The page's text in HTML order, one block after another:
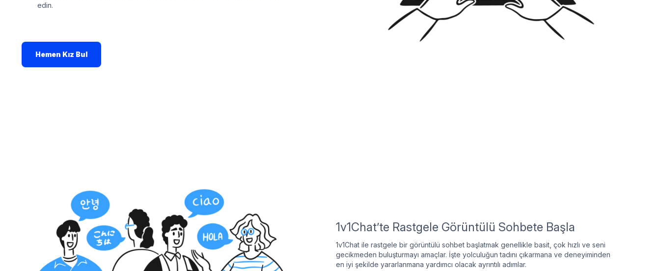
edin.
Hemen Kız Bul
1v1Chat’te Rastgele Görüntülü Sohbete Başla
1v1Chat ile rastgele bir görüntülü sohbet başlatmak genellikle basit, çok hızlı ve seni
gecikmeden buluşturmayı amaçlar. İşte yolculuğun tadını çıkarmana ve deneyiminden
en iyi şekilde yararlanmana yardımcı olacak ayrıntılı adımlar.